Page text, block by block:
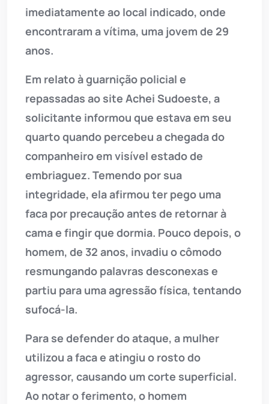
imediatamente ao local indicado, onde
encontraram a vítima, uma jovem de 29
anos.
Em relato à guarnição policial e
repassadas ao site Achei Sudoeste, a
solicitante informou que estava em seu
quarto quando percebeu a chegada do
companheiro em visível estado de
embriaguez. Temendo por sua
integridade, ela afirmou ter pego uma
faca por precaução antes de retornar à
cama e fingir que dormia. Pouco depois, o
homem, de 32 anos, invadiu o cômodo
resmungando palavras desconexas e
partiu para uma agressão física, tentando
sufocá-la.
Para se defender do ataque, a mulher
utilizou a faca e atingiu o rosto do
agressor, causando um corte superficial.
Ao notar o ferimento, o homem